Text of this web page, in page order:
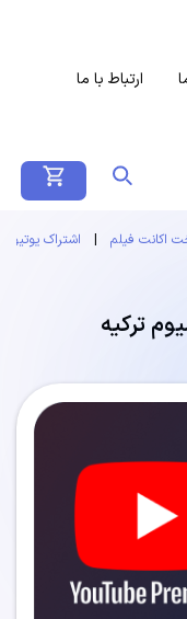
ارتباط با ما
اکانت فیلم | اشتراک
ترکیه